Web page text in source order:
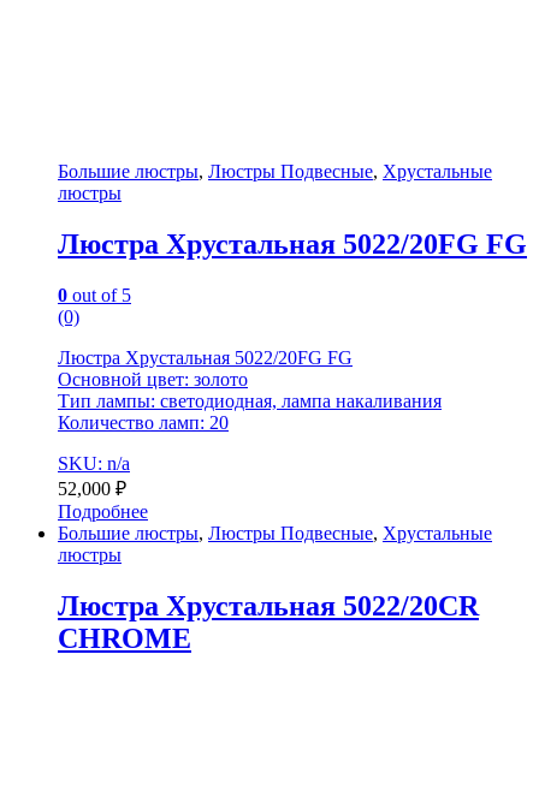
Большие люстры, Люстры Подвесные, Хрустальные
люстры
Люстра Хрустальная 5022/20FG FG
0 out of 5
(0)
Люстра Хрустальная 5022/20FG FG
Основной цвет: золото
Тип лампы: светодиодная, лампа накаливания
Количество ламп: 20
SKU: n/a
52,000 ₽
Подробнее
Большие люстры, Люстры Подвесные, Хрустальные
люстры
Люстра Хрустальная 5022/20CR
CHROME